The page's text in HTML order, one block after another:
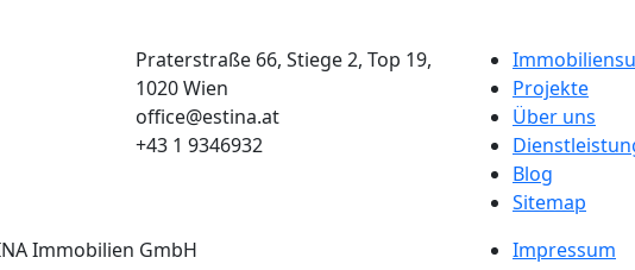
Praterstraße 66, Stiege 2, Top 19,
1020 Wien
office@estina.at
+43 1 9346932
Projekte
Über uns
Blog
Sitemap
Immobilien GmbH
Impressum